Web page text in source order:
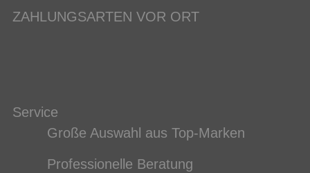
ZAHLUNGSARTEN VOR ORT
Service
Große Auswahl aus Top-Marken
Professionelle Beratung